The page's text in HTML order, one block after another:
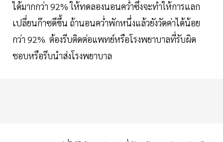
ได้มากกว่า 92% ให้ทดลองนอนคว่ำซึ่งจะทำให้การแลก
เปลี่ยนก๊าซดีขึ้น ถ้านอนคว่ำพักหนึ่งแล้วยังวัดค่าได้น้อย
กว่า 92% ต้องรีบติดต่อแพทย์หรือโรงพยาบาลที่รับผิด
ชอบหรือรีบนำส่งโรงพยาบาล